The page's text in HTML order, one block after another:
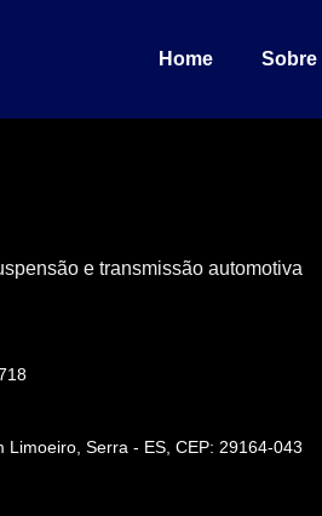
Home Sobre
Volda
e transmissão automotiva
Limoeiro, Serra - ES, CEP: 29164-043